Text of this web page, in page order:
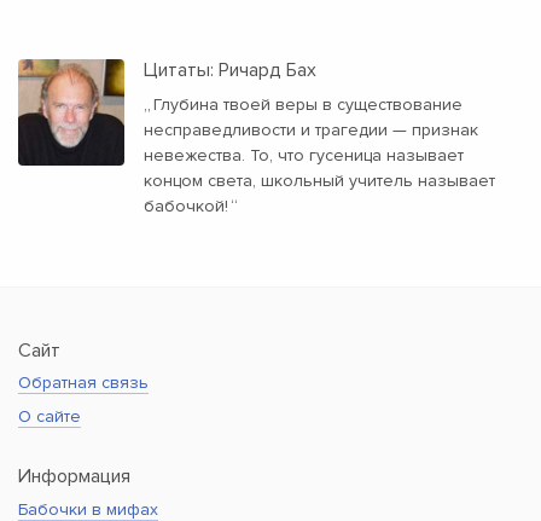
Цитаты: Ричард Бах
„Глубина твоей веры в существование
несправедливости и трагедии — признак
невежества. То, что гусеница называет
концом света, школьный учитель называет
бабочкой! “
Сайт
Обратная связь
О сайте
Информация
Бабочки в мифах